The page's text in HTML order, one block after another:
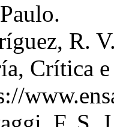
R.
Crítica